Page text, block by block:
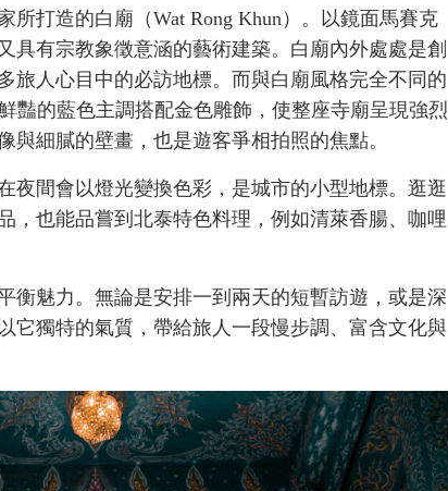
所打造的白廟（Wat Rong Khun）。以鏡面馬賽克
具有宗教象徵意涵的藝術建築。白廟內外處處是創
旅人心目中的必訪地標。而與白廟風格完全不同的
豔的藍色主調搭配金色雕飾，使整座寺廟呈現強烈
與細膩的壁畫，也是遊客爭相拍照的焦點。
夜間會以燈光變換色彩，是城市的小型地標。逛逛
，也能品嘗到北泰特色料理，例如清萊香腸、咖哩
衡魅力。無論是安排一到兩天的短暫訪遊，或是深
它獨特的氣質，帶給旅人一段慢步調、富含文化與